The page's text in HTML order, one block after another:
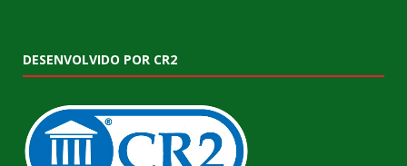
DESENVOLVIDO POR CR2